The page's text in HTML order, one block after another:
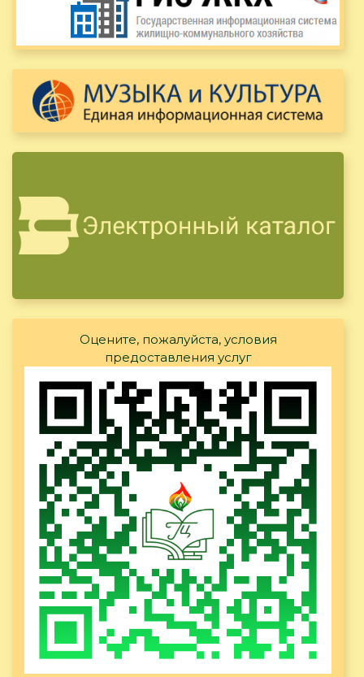
Оцените, пожалуйста, условия
предоставления услуг